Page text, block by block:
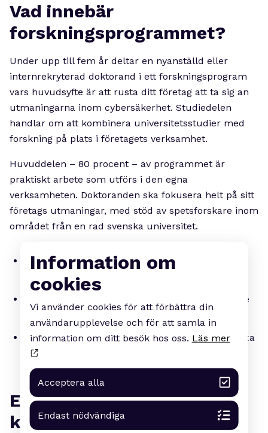
Vad innebär
forskningsprogrammet?
Under upp till fem år deltar en nyanställd eller
internrekryterad doktorand i ett forskningsprogram
vars huvudsyfte är att rusta ditt företag att ta sig an
utmaningarna inom cybersäkerhet. Studiedelen
handlar om att kombinera universitetsstudier med
forskning på plats i företagets verksamhet.
Huvuddelen – 80 procent – av programmet är
praktiskt arbete som utförs i den egna
verksamheten. Doktoranden ska fokusera helt på sitt
företags utmaningar, med stöd av spetsforskare inom
området från en rad svenska universitet.
Ge ditt företag spetskompetens inom
cybersäkerhet
Ta del av en unik möjlighet till nätverksbyggande
En unik karriärmöjlighet för medarbetare att växa
och erhålla en PhD i cybersäkerhet
En samfinansierad
kompetensinvestering
Information om
cookies
Vi använder cookies för att förbättra din
användarupplevelse och för att samla in
information om ditt besök hos oss. Läs mer
Acceptera alla
Endast nödvändiga